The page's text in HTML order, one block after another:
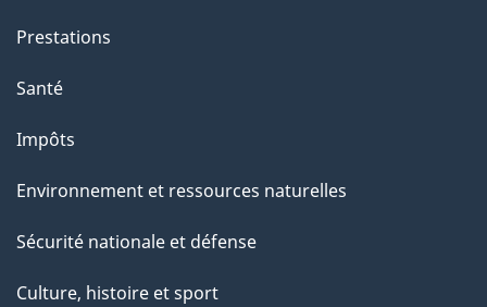
Prestations
Santé
Impôts
Environnement et ressources naturelles
Sécurité nationale et défense
Culture, histoire et sport